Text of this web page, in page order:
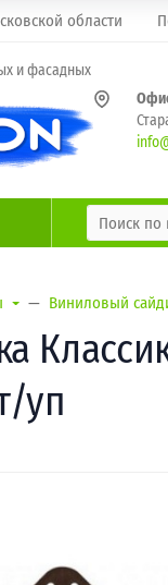
области
и фасадных
Виниловый
уп